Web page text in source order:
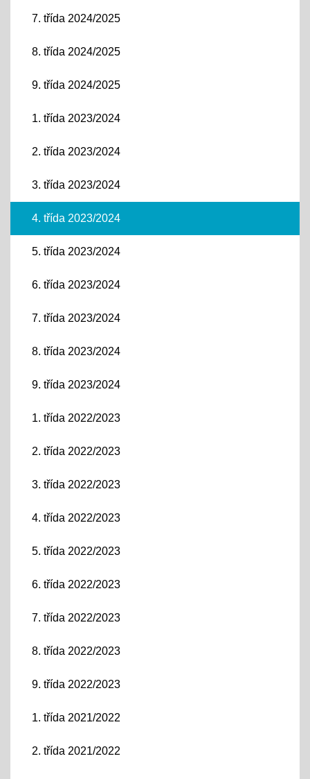
7. třída 2024/2025
8. třída 2024/2025
9. třída 2024/2025
1. třída 2023/2024
2. třída 2023/2024
3. třída 2023/2024
4. třída 2023/2024
5. třída 2023/2024
6. třída 2023/2024
7. třída 2023/2024
8. třída 2023/2024
9. třída 2023/2024
1. třída 2022/2023
2. třída 2022/2023
3. třída 2022/2023
4. třída 2022/2023
5. třída 2022/2023
6. třída 2022/2023
7. třída 2022/2023
8. třída 2022/2023
9. třída 2022/2023
1. třída 2021/2022
2. třída 2021/2022